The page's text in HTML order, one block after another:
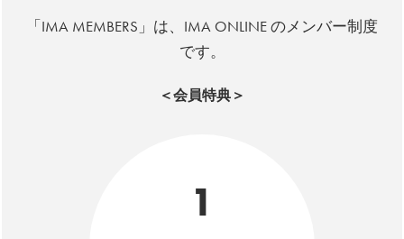
「IMA MEMBERS」は、IMA ONLINE のメンバー制度
です。
＜会員特典＞
1